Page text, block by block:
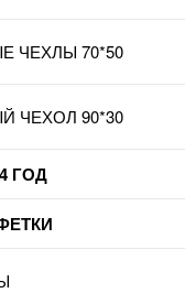
ЧЕХЛЫ 70*50
ЧЕХОЛ 90*30
ГОД